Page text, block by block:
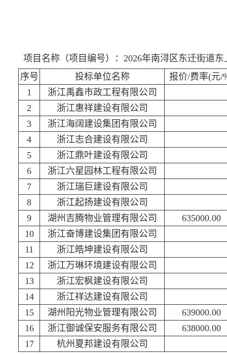
项目名称（项目编号）：2026年南浔区东迁街道
序号
投标单位名称
报价/费率(元/
1
浙江禹鑫市政工程有限公司
2
浙江惠祥建设有限公司
3
浙江海阔建设集团有限公司
4
浙江志合建设有限公司
5
浙江鼎叶建设有限公司
6
浙江六星园林工程有限公司
7
浙江瑞巨建设有限公司
8
浙江起扬建设有限公司
9
湖州吉腾物业管理有限公司
635000.00
10
浙江奋博建设集团有限公司
11
浙江皓坤建设有限公司
12
浙江万琳环境建设有限公司
13
浙江宏枫建设有限公司
14
浙江祥达建设有限公司
15
湖州阳光物业管理有限公司
639000.00
16
浙江御诚保安服务有限公司
638000.00
17
杭州夏邦建设有限公司